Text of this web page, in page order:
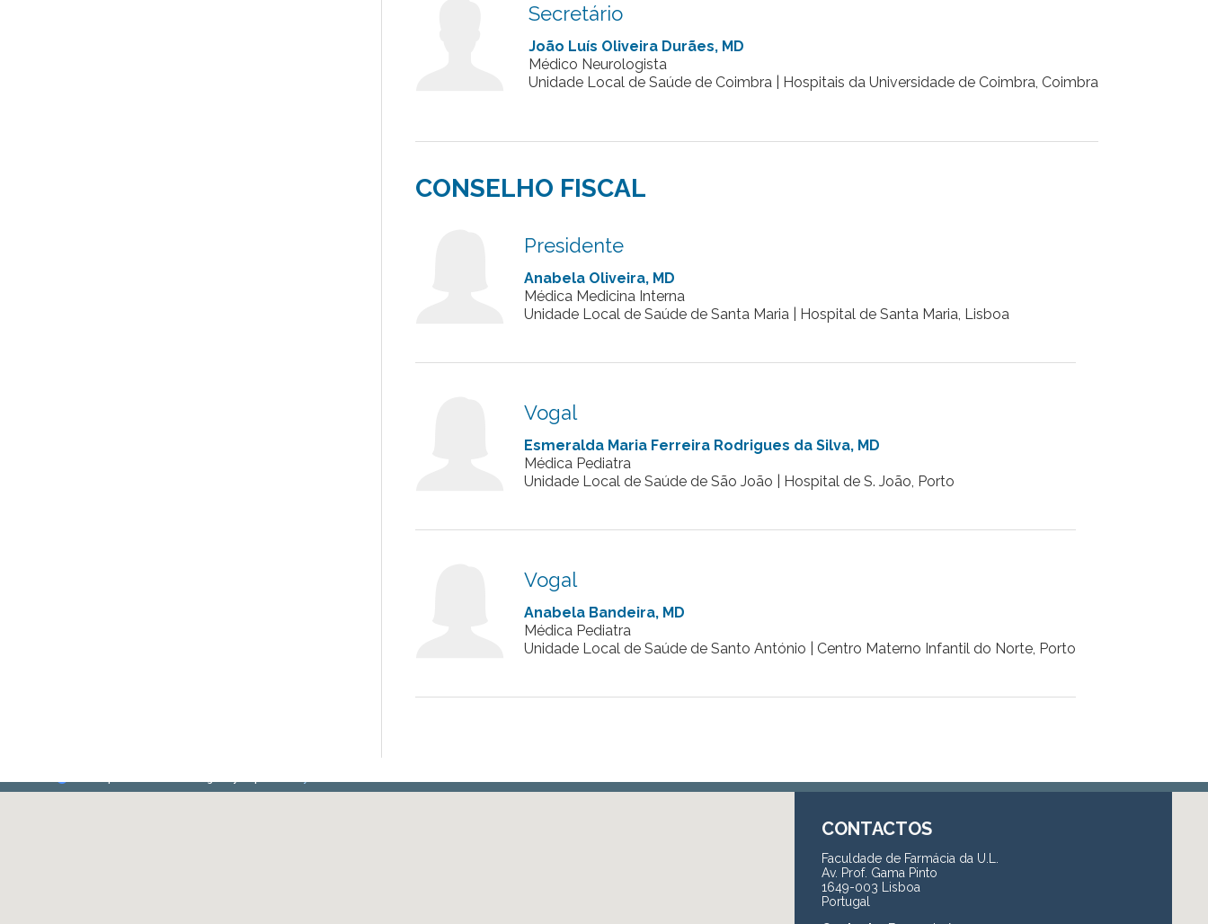
Secretário
João Luís Oliveira Durães, MD
Médico Neurologista
Unidade Local de Saúde de Coimbra | Hospitais da Universidade de Coimbra, Coimbra
CONSELHO FISCAL
Presidente
Anabela Oliveira, MD
Médica Medicina Interna
Unidade Local de Saúde de Santa Maria | Hospital de Santa Maria, Lisboa
Vogal
Esmeralda Maria Ferreira Rodrigues da Silva, MD
Médica Pediatra
Unidade Local de Saúde de São João
| Hospital de S. João, Porto
Vogal
Anabela Bandeira, MD
Médica Pediatra
Unidade Local de Saúde de Santo António | Centro Materno Infantil do Norte, Porto
CONTACTOS
Faculdade de Farmácia da U.L.
Av. Prof. Gama Pinto
1649-003 Lisboa
Portugal